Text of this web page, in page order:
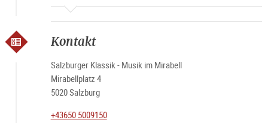
Kontakt
Salzburger Klassik - Musik im Mirabell
Mirabellplatz 4
5020 Salzburg
+43650 5009150